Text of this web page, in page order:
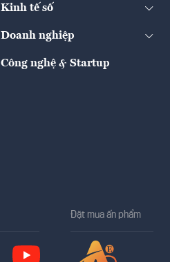
Kinh tế số
Doanh nghiệp
Công nghệ & Startup
Đặt mua ấn phẩm